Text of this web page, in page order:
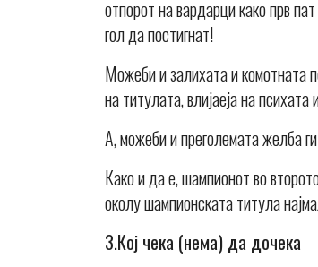
отпорот на вардарци како прв
гол да постигнат!
Можеби и залихата и комотната
на титулата, влијаеја на
А, можеби и преголемата желба
Како и да е, шампионот во
околу шампионската титула
3.Кој чека (нема) да дочека